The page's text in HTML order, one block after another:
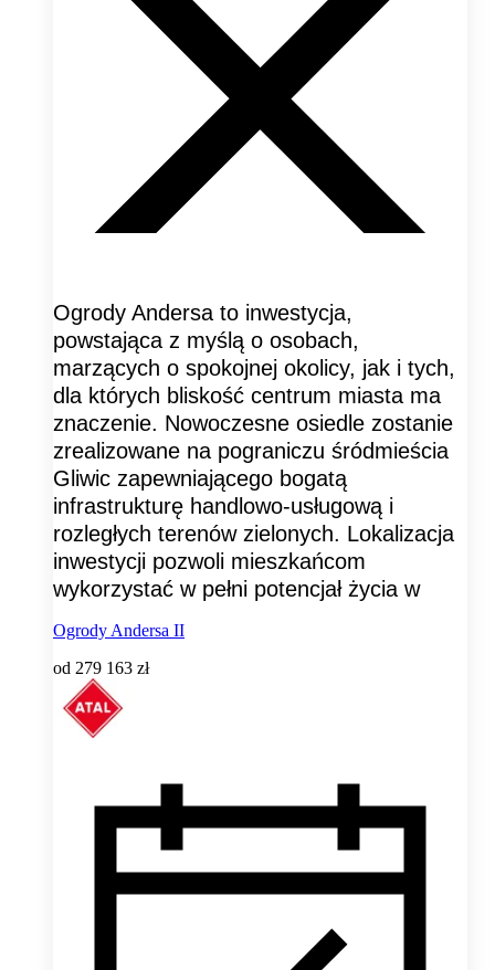
Ogrody Andersa to inwestycja,
powstająca z myślą o osobach,
marzących o spokojnej okolicy, jak i tych,
dla których bliskość centrum miasta ma
znaczenie. Nowoczesne osiedle zostanie
zrealizowane na pograniczu śródmieścia
Gliwic zapewniającego bogatą
infrastrukturę handlowo-usługową i
rozległych terenów zielonych. Lokalizacja
inwestycji pozwoli mieszkańcom
wykorzystać w pełni potencjał życia w
Ogrody Andersa II
od 279 163 zł